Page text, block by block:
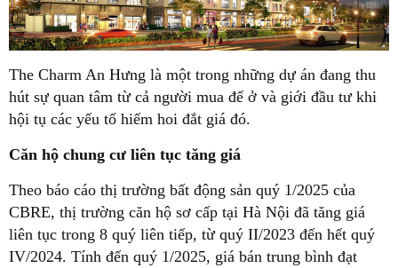
The Charm An Hưng là một trong những dự án đang thu
hút sự quan tâm từ cả người mua để ở và giới đầu tư khi
hội tụ các yếu tố hiếm hoi đắt giá đó.
Căn hộ chung cư liên tục tăng giá
Theo báo cáo thị trường bất động sản quý 1/2025 của
CBRE, thị trường căn hộ sơ cấp tại Hà Nội đã tăng giá
liên tục trong 8 quý liên tiếp, từ quý II/2023 đến hết quý
IV/2024. Tính đến quý 1/2025, giá bán trung bình đạt